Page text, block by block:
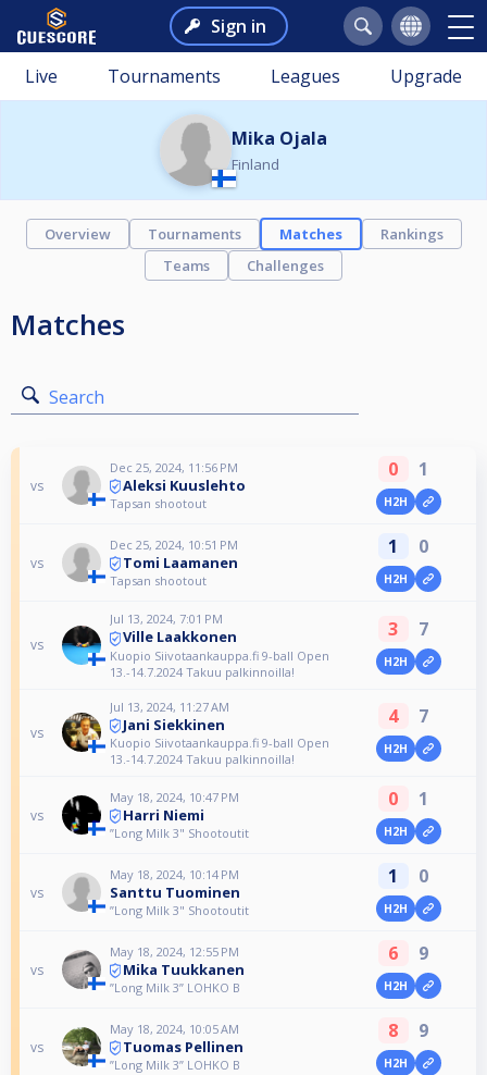
Sign in
Live Tournaments Leagues Upgrade
Mika Ojala
Finland
Overview Tournaments Matches
Rankings
Teams
Challenges
Matches
Search
vs
Dec 25, 2024, 11:56 PM
Aleksi Kuuslehto
Tapsan shootout
0 1
H2H
vs
Dec 25, 2024, 10:51 PM
Tomi Laamanen
Tapsan shootout
1 0
H2H
vs
Jul 13, 2024, 7:01 PM
Ville Laakkonen
Kuopio Siivotaankauppa.fi 9-ball Open
13.-14.7.2024 Takuu palkinnoilla!
3 7
H2H
vs
Jul 13, 2024, 11:27 AM
Jani Siekkinen
Kuopio Siivotaankauppa.fi 9-ball Open
13.-14.7.2024 Takuu palkinnoilla!
4 7
H2H
vs
May 18, 2024, 10:47 PM
Harri Niemi
”Long Milk 3" Shootoutit
0 1
H2H
vs
May 18, 2024, 10:14 PM
Santtu Tuominen
”Long Milk 3" Shootoutit
1 0
H2H
vs
May 18, 2024, 12:55 PM
Mika Tuukkanen
”Long Milk 3” LOHKO B
6 9
H2H
vs
May 18, 2024, 10:05 AM
Tuomas Pellinen
”Long Milk 3” LOHKO B
8 9
H2H